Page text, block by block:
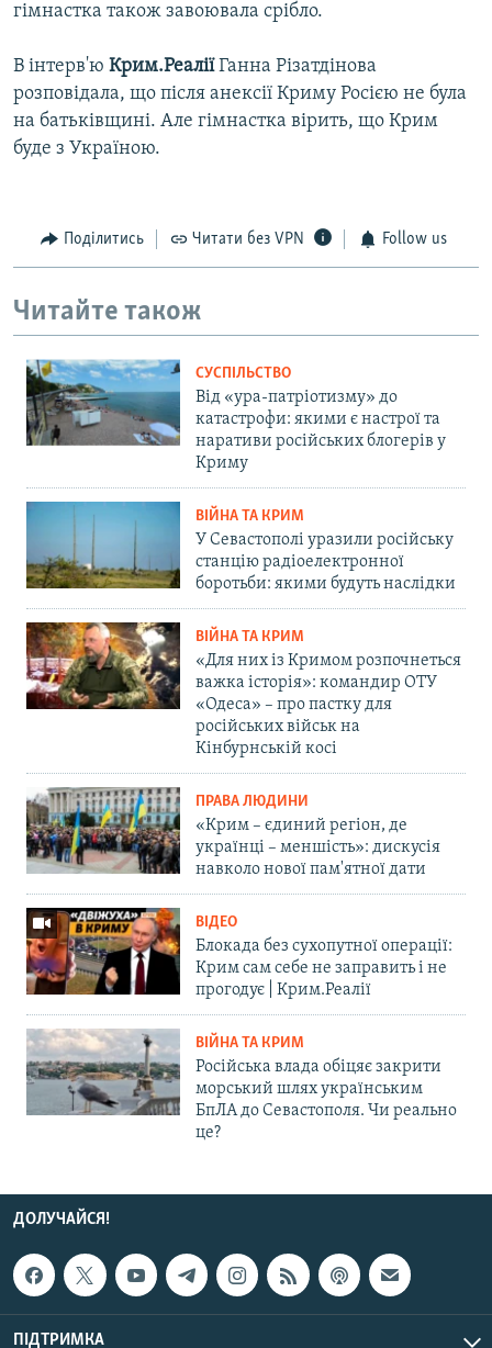
гімнастка також завоювала срібло.
В інтерв'ю Крим.РеаліїГанна Різатдінова
розповідала, що після анексії Криму Росією не була
на батьківщині. Але гімнастка вірить, що Крим
буде з Україною.
Поділитись Читати без VPN Follow us
Читайте також
СУСПІЛЬСТВО
Від «ура-патріотизму» до
катастрофи: якими є настрої та
наративи російських блогерів у
Криму
ВІЙНА ТА КРИМ
У Севастополі уразили російську
станцію радіоелектронної
боротьби: якими будуть наслідки
ВІЙНА ТА КРИМ
«Для них із Кримом розпочнеться
важка історія»: командир ОТУ
«Одеса» – про пастку для
російських військ на
Кінбурнській косі
ПРАВА ЛЮДИНИ
«Крим – єдиний регіон, де
українці – меншість»: дискусія
навколо нової пам'ятної дати
ВІДЕО
Блокада без сухопутної операції:
Крим сам себе не заправить і не
прогодує | Крим.Реалії
ВІЙНА ТА КРИМ
Російська влада обіцяє закрити
морський шлях українським
БпЛА до Севастополя. Чи реально
це?
ДОЛУЧАЙСЯ!
ПІДТРИМКА